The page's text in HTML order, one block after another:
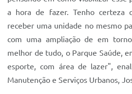
a hora de fazer. Tenho certeza
receber uma unidade no mesmo
com uma ampliação de em
melhor de tudo, o Parque Saúde,
esporte, com área de lazer",
Manutenção e Serviços Urbanos,